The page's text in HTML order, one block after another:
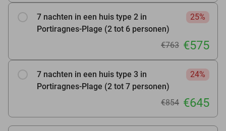
7 nachten in een huis type 2 in
Portiragnes-Plage (2 tot 6 personen)
25%
€763 €575
7 nachten in een huis type 3 in
Portiragnes-Plage (2 tot 7 personen)
24%
€854 €645